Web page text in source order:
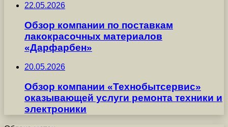
22.05.2026
Обзор компании по поставкам
лакокрасочных материалов
«Дарфарбен»
20.05.2026
Обзор компании «Технобытсервис»
оказывающей услуги ремонта техники и
электроники